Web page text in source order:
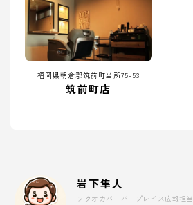
福岡県朝倉郡筑前町当所75-53
筑前町店
岩下隼人
フクオカバーバープレイス広報担当